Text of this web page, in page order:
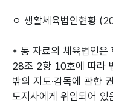
ㅇ 생활체육법인현황
* 동 자료의 체육법인은
28조 2항 10호에 따라
밖의 지도·감독에 관한
도지사에게 위임되어 있